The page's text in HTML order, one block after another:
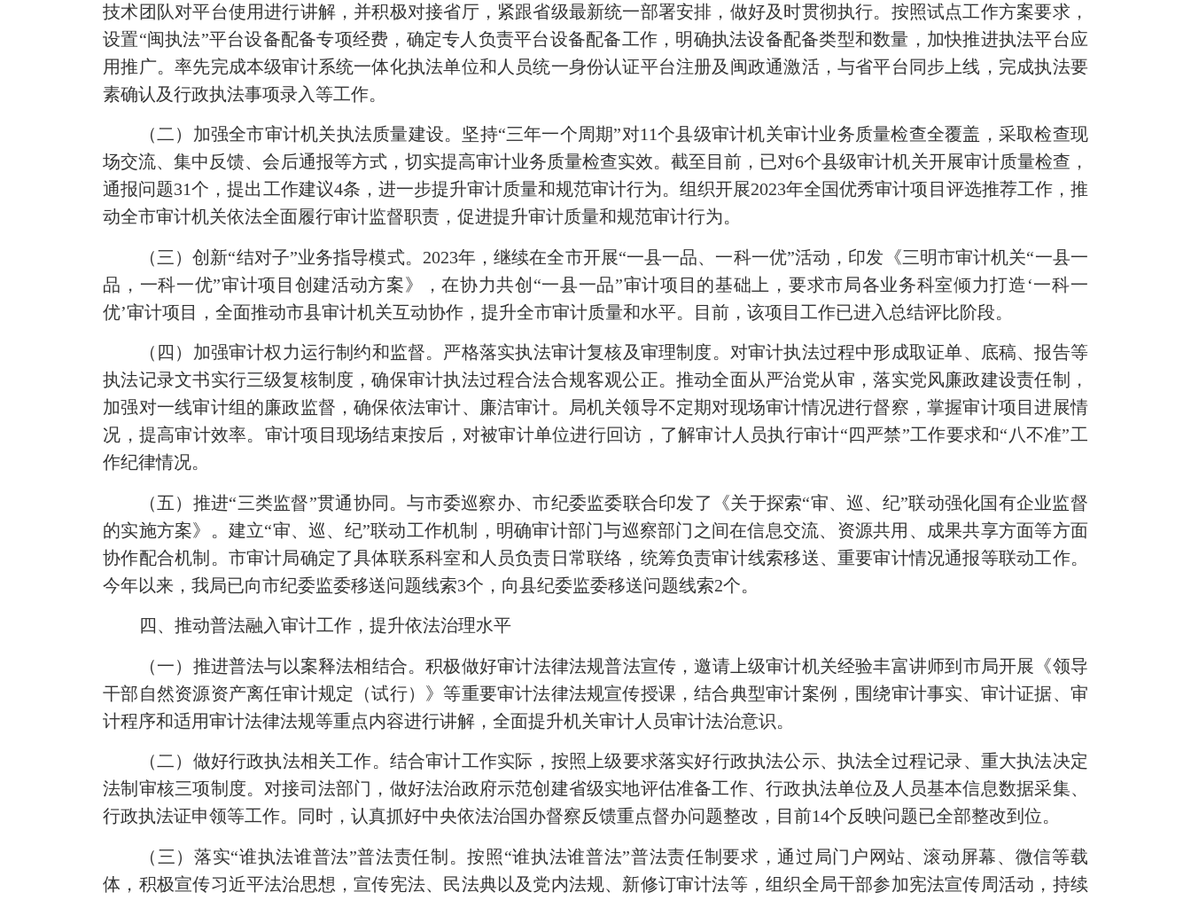
技术团队对平台使用进行讲解，并积极对接省厅，紧跟省级最新统一部署安排，做好及时贯彻执行。按照试点工作方案要求，
设置“闽执法”平台设备配备专项经费，确定专人负责平台设备配备工作，明确执法设备配备类型和数量，加快推进执法平台应
用推广。率先完成本级审计系统一体化执法单位和人员统一身份认证平台注册及闽政通激活，与省平台同步上线，完成执法要
素确认及行政执法事项录入等工作。
（二）加强全市审计机关执法质量建设。坚持“三年一个周期”对11个县级审计机关审计业务质量检查全覆盖，采取检查现
场交流、集中反馈、会后通报等方式，切实提高审计业务质量检查实效。截至目前，已对6个县级审计机关开展审计质量检查，
通报问题31个，提出工作建议4条，进一步提升审计质量和规范审计行为。组织开展2023年全国优秀审计项目评选推荐工作，推
动全市审计机关依法全面履行审计监督职责，促进提升审计质量和规范审计行为。
（三）创新“结对子”业务指导模式。2023年，继续在全市开展“一县一品、一科一优”活动，印发《三明市审计机关“一县一
品，一科一优”审计项目创建活动方案》，在协力共创“一县一品”审计项目的基础上，要求市局各业务科室倾力打造‘一科一
优’审计项目，全面推动市县审计机关互动协作，提升全市审计质量和水平。目前，该项目工作已进入总结评比阶段。
（四）加强审计权力运行制约和监督。严格落实执法审计复核及审理制度。对审计执法过程中形成取证单、底稿、报告等
执法记录文书实行三级复核制度，确保审计执法过程合法合规客观公正。推动全面从严治党从审，落实党风廉政建设责任制，
加强对一线审计组的廉政监督，确保依法审计、廉洁审计。局机关领导不定期对现场审计情况进行督察，掌握审计项目进展情
况，提高审计效率。审计项目现场结束按后，对被审计单位进行回访，了解审计人员执行审计“四严禁”工作要求和“八不准”工
作纪律情况。
（五）推进“三类监督”贯通协同。与市委巡察办、市纪委监委联合印发了《关于探索“审、巡、纪”联动强化国有企业监督
的实施方案》。建立“审、巡、纪”联动工作机制，明确审计部门与巡察部门之间在信息交流、资源共用、成果共享方面等方面
协作配合机制。市审计局确定了具体联系科室和人员负责日常联络，统筹负责审计线索移送、重要审计情况通报等联动工作。
今年以来，我局已向市纪委监委移送问题线索3个，向县纪委监委移送问题线索2个。
四、推动普法融入审计工作，提升依法治理水平
（一）推进普法与以案释法相结合。积极做好审计法律法规普法宣传，邀请上级审计机关经验丰富讲师到市局开展《领导
干部自然资源资产离任审计规定（试行）》等重要审计法律法规宣传授课，结合典型审计案例，围绕审计事实、审计证据、审
计程序和适用审计法律法规等重点内容进行讲解，全面提升机关审计人员审计法治意识。
（二）做好行政执法相关工作。结合审计工作实际，按照上级要求落实好行政执法公示、执法全过程记录、重大执法决定
法制审核三项制度。对接司法部门，做好法治政府示范创建省级实地评估准备工作、行政执法单位及人员基本信息数据采集、
行政执法证申领等工作。同时，认真抓好中央依法治国办督察反馈重点督办问题整改，目前14个反映问题已全部整改到位。
（三）落实“谁执法谁普法”普法责任制。按照“谁执法谁普法”普法责任制要求，通过局门户网站、滚动屏幕、微信等载
体，积极宣传习近平法治思想，宣传宪法、民法典以及党内法规、新修订审计法等，组织全局干部参加宪法宣传周活动，持续